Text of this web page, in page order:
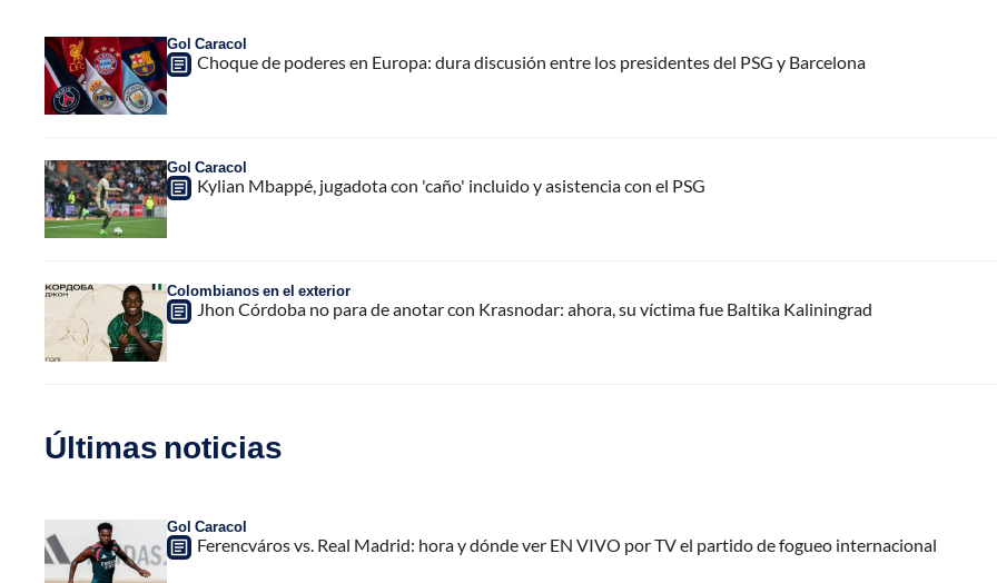
Gol Caracol
Choque de poderes en Europa: dura discusión entre los presidentes del PSG y Barcelona
Gol Caracol
Kylian Mbappé, jugadota con 'caño' incluido y asistencia con el PSG
Colombianos en el exterior
Jhon Córdoba no para de anotar con Krasnodar: ahora, su víctima fue Baltika Kaliningrad
Últimas noticias
Gol Caracol
Ferencváros vs. Real Madrid: hora y dónde ver EN VIVO por TV el partido de fogueo internacional